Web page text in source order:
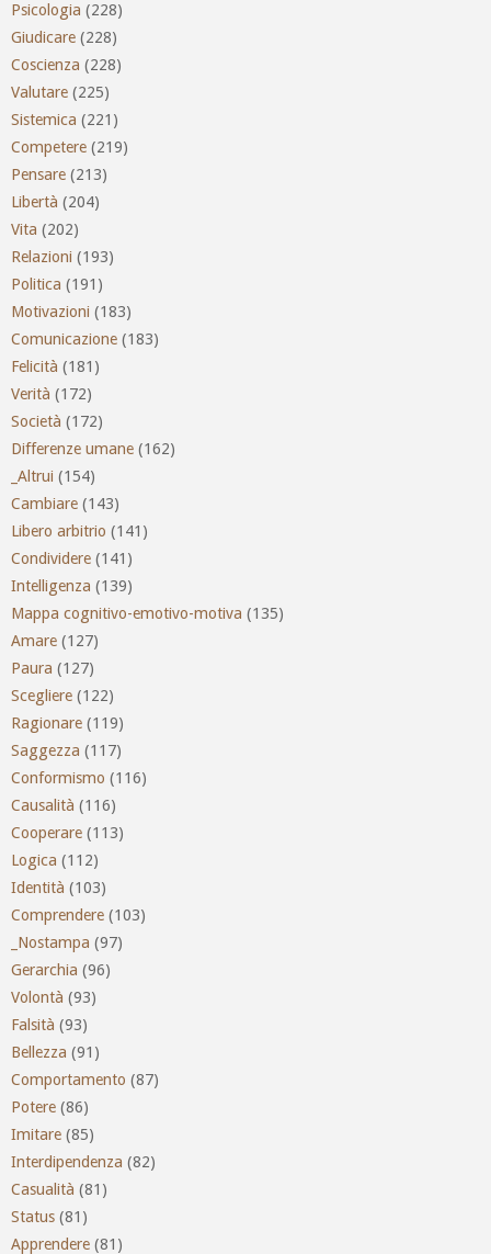
Psicologia (228)
Giudicare (228)
Coscienza (228)
Valutare (225)
Sistemica (221)
Competere (219)
Pensare (213)
Libertà (204)
Vita (202)
Relazioni (193)
Politica (191)
Motivazioni (183)
Comunicazione (183)
Felicità (181)
Verità (172)
Società (172)
Differenze umane (162)
_Altrui (154)
Cambiare (143)
Libero arbitrio (141)
Condividere (141)
Intelligenza (139)
Mappa cognitivo-emotivo-motiva (135)
Amare (127)
Paura (127)
Scegliere (122)
Ragionare (119)
Saggezza (117)
Conformismo (116)
Causalità (116)
Cooperare (113)
Logica (112)
Identità (103)
Comprendere (103)
_Nostampa (97)
Gerarchia (96)
Volontà (93)
Falsità (93)
Bellezza (91)
Comportamento (87)
Potere (86)
Imitare (85)
Interdipendenza (82)
Casualità (81)
Status (81)
Apprendere (81)